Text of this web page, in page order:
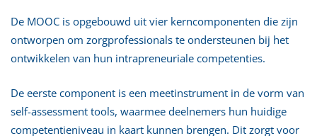
De MOOC is opgebouwd uit vier kerncomponenten die zijn
ontworpen om zorgprofessionals te ondersteunen bij het
ontwikkelen van hun intrapreneuriale competenties.
De eerste component is een meetinstrument in de vorm van
self-assessment tools, waarmee deelnemers hun huidige
competentieniveau in kaart kunnen brengen. Dit zorgt voor